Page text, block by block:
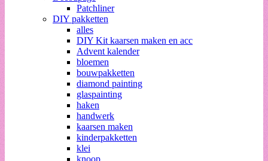
Patchliner
DIY pakketten
alles
DIY Kit kaarsen maken en acc
Advent kalender
bloemen
bouwpakketten
diamond painting
glaspainting
haken
handwerk
kaarsen maken
kinderpakketten
klei
knoop